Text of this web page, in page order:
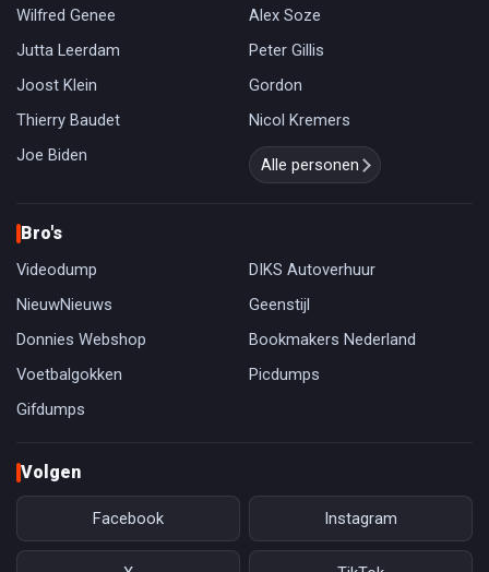
Wilfred Genee
Alex Soze
Jutta Leerdam
Peter Gillis
Joost Klein
Gordon
Thierry Baudet
Nicol Kremers
Joe Biden
Alle personen
Bro's
Videodump
DIKS Autoverhuur
NieuwNieuws
Geenstijl
Donnies Webshop
Bookmakers Nederland
Voetbalgokken
Picdumps
Gifdumps
Volgen
Facebook Instagram